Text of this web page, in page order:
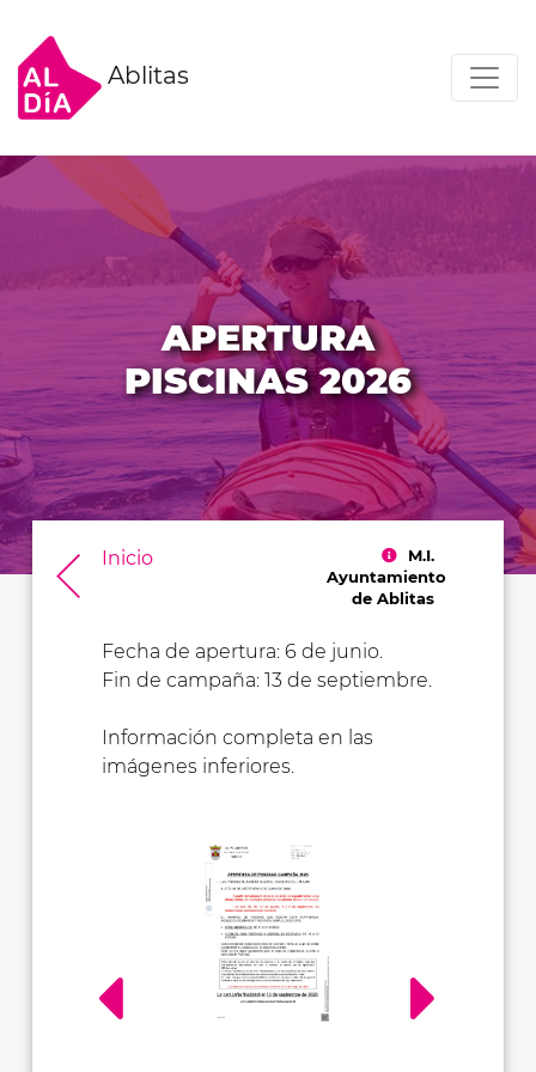
Ablitas
APERTURA
PISCINAS 2026
Inicio
M.I.
Ayuntamiento
de Ablitas
Fecha de apertura: 6 de junio.
Fin de campaña: 13 de septiembre.
Información completa en las
imágenes inferiores.